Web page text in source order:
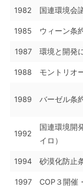
1982 国連環境会
1985 ウィーン条
1987 環境と開発
1988 モントリオ
1989 バーゼル条
1992
国連環境開
イロ）
1994 砂漠化防止
1997 COP３開催